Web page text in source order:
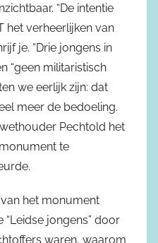
“De intentie
het verheerlijken van
je. “Drie jongens in
“geen militaristisch
we eerlijk zijn: dat
meer de bedoeling.
Pechtold het
te
het monument
jongens” door
waren, waarom